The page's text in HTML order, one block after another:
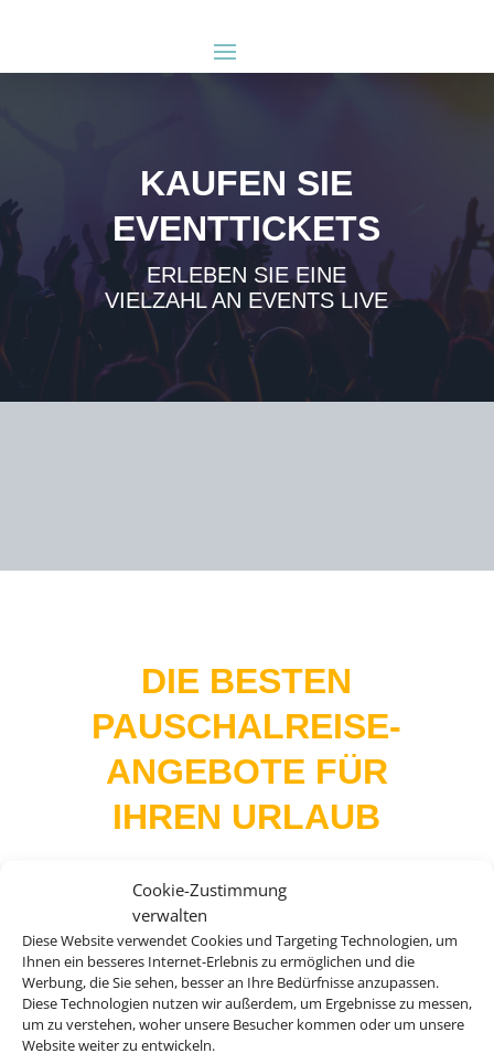
Cookie-Zustimmung
verwalten
Diese Website verwendet Cookies und Targeting Technologien, um
Ihnen ein besseres Internet-Erlebnis zu ermöglichen und die
Werbung, die Sie sehen, besser an Ihre Bedürfnisse anzupassen.
Diese Technologien nutzen wir außerdem, um Ergebnisse zu messen,
um zu verstehen, woher unsere Besucher kommen oder um unsere
Website weiter zu entwickeln.
KAUFEN SIE
EVENTTICKETS
ERLEBEN SIE EINE
VIELZAHL AN EVENTS LIVE
DIE BESTEN
PAUSCHALREISE-
ANGEBOTE FÜR
IHREN URLAUB
Bei uns finden Sie Tickets für über 20.000
Events weltweit. Egal ob Musicals, Konzerte,
Opern oder Sportevents, wir haben immer
das Passende für Sie.